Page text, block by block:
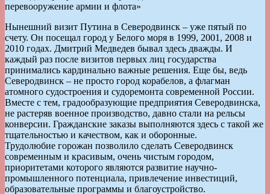
Нынешний визит Путина в Северодвинск – уже пятый по
счету. Он посещал город у Белого моря в 1999, 2001, 2008 и
2010 годах. Дмитрий Медведев бывал здесь дважды. И
каждый раз после визитов первых лиц государства
принимались кардинально важные решения. Еще бы, ведь
Северодвинск – не просто город корабелов, а флагман
атомного судостроения и судоремонта современной России.
Вместе с тем, градообразующие предприятия Северодвинска,
не растеряв военное производство, давно стали на рельсы
конверсии. Гражданские заказы выполняются здесь с такой же
тщательностью и качеством, как и оборонные.
Трудолюбие горожан позволило сделать Северодвинск
современным и красивым, очень чистым городом,
приоритетами которого являются развитие научно-
промышленного потенциала, привлечение инвестиций,
образовательные программы и благоустройство.